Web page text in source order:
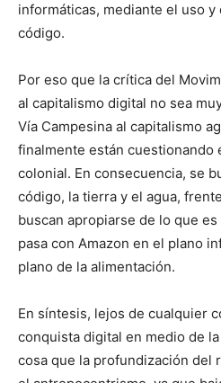
informáticas, mediante el uso
código.
Por eso que la crítica del
al capitalismo digital no sea
Vía Campesina al capitalismo
finalmente están cuestionando
colonial. En consecuencia, se
código, la tierra y el agua,
buscan apropiarse de lo que
pasa con Amazon en el plano
plano de la alimentación.
En síntesis, lejos de cualquier
conquista digital en medio de
cosa que la profundización del